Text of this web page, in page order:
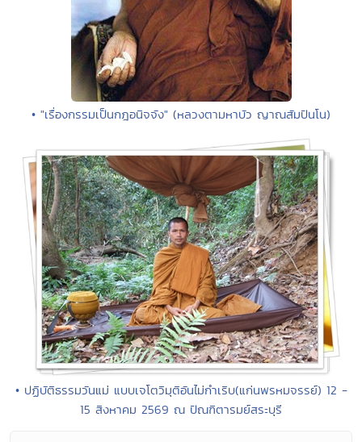
• "เรื่องกรรมเป็นกฎอนิจจัง" (หลวงตามหาบัว ญาณสัมปันโน)
• ปฏิบัติธรรมวันแม่ แบบเจโตวิมุติอันไม่กำเริบ(แก่นพรหมจรรย์) 12 -
15 สิงหาคม 2569 ณ ปัณฑิตารมย์สระบุรี